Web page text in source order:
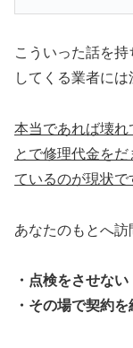
こういった話を
してくる業者には
本当であれば壊れ
とで修理代金を
ているのが現状で
あなたのもとへ訪
・点検をさせない
・その場で契約